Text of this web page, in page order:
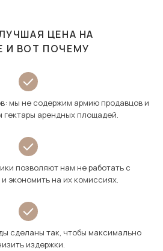
ЦЕНА НА
И ВОТ ПОЧЕМУ
мы не содержим армию продавцов и
гектары арендных площадей.
позволяют нам не работать с
экономить на их комиссиях.
сделаны так, чтобы максимально
издержки.